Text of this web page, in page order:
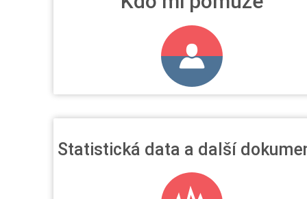
Statistická data a další